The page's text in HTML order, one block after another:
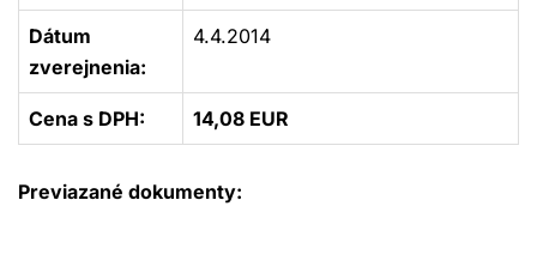
Dátum
zverejnenia:
4.4.2014
Cena s DPH: 14,08 EUR
Previazané dokumenty: